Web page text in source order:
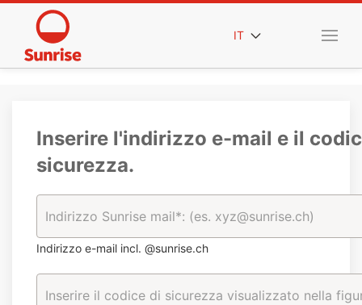
IT
Inserire l'indirizzo e-mail e il
sicurezza.
Indirizzo e-mail incl. @sunrise.ch